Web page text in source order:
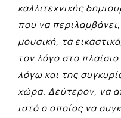
καλλιτεχνικής
που να
μουσική, τα
τον λόγο στο πλαίσιο
λόγω και της
χώρα. Δεύτερον, να
ιστό ο οποίος να